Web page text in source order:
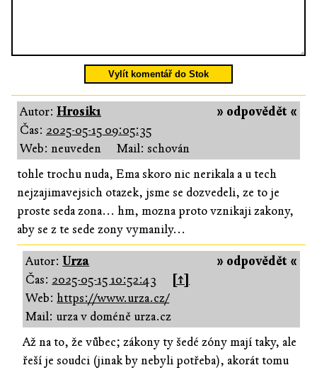
Vylít komentář do Stok
» odpovědět «
Autor: Hrosik1
Čas: 2025-05-15 09:05:35
Web: neuveden
Mail: schován
tohle trochu nuda, Ema skoro nic nerikala a u tech
nejzajimavejsich otazek, jsme se dozvedeli, ze to je
proste seda zona... hm, mozna proto vznikaji zakony,
aby se z te sede zony vymanily...
» odpovědět «
Autor:Urza
Čas: 2025-05-15 10:52:43
[↑]
Web:https://www.urza.cz/
Mail: urza v doméně urza.cz
Až na to, že vůbec; zákony ty šedé zóny mají taky, ale
řeší je soudci (jinak by nebyli potřeba), akorát tomu